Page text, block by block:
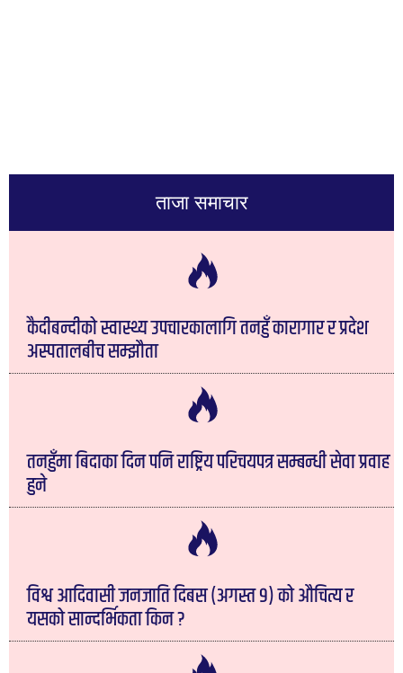
ताजा समाचार
कैदीबन्दीको स्वास्थ्य उपचारकालागि तनहुँ कारागार र प्रदेश
अस्पतालबीच सम्झौता
तनहुँमा बिदाका दिन पनि राष्ट्रिय परिचयपत्र सम्बन्धी सेवा प्रवाह
हुने
विश्व आदिवासी जनजाति दिबस (अगस्त ९) को औचित्य र
यसको सान्दर्भिकता किन ?